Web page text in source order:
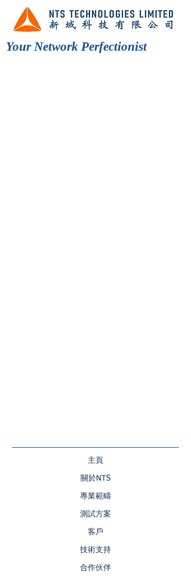
Your Network Perfectionist
主頁
關於NTS
專業範疇
測試方案
客戶
技術支持
合作伙伴